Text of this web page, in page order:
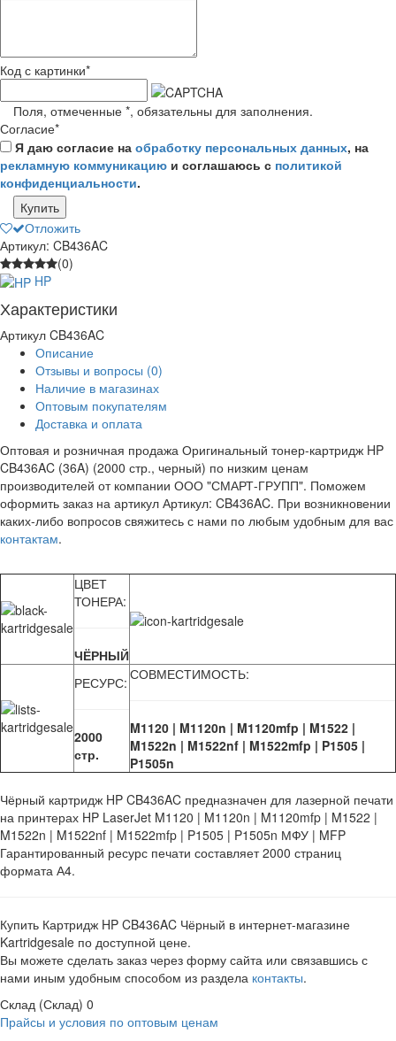
Код с картинки*
Поля, отмеченные *, обязательны для заполнения.
Согласие*
Я даю согласие на обработку персональных данных, на
рекламную коммуникацию и соглашаюсь с политикой
конфиденциальности.
Купить
Отложить
Артикул: CB436AC
(0)
HP
Характеристики
Артикул CB436AC
Описание
Отзывы и вопросы (0)
Наличие в магазинах
Оптовым покупателям
Доставка и оплата
Оптовая и розничная продажа Оригинальный тонер-картридж HP
CB436AC (36A) (2000 стр., черный) по низким ценам
производителей от компании ООО "СМАРТ-ГРУПП". Поможем
оформить заказ на артикул Артикул: CB436AC. При возникновении
каких-либо вопросов свяжитесь с нами по любым удобным для вас
контактам.
ЦВЕТ
ТОНЕРА:
ЧЁРНЫЙ
РЕСУРС:
2000
стр.
СОВМЕСТИМОСТЬ:
M1120 | M1120n | M1120mfp | M1522 |
M1522n | M1522nf | M1522mfp | P1505 |
P1505n
Чёрный картридж HP CB436AC предназначен для лазерной печати
на принтерах HP LaserJet M1120 | M1120n | M1120mfp | M1522 |
M1522n | M1522nf | M1522mfp | P1505 | P1505n МФУ | MFP
Гарантированный ресурс печати составляет 2000 страниц
формата А4.
Купить Картридж HP CB436AC Чёрный в интернет-магазине
Kartridgesale по доступной цене.
Вы можете сделать заказ через форму сайта или связавшись с
нами иным удобным способом из раздела контакты.
Склад (Склад) 0
Прайсы и условия по оптовым ценам